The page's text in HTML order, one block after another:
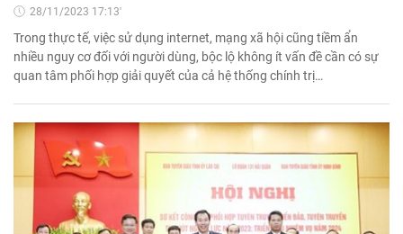
28/11/2023 17:13'
Trong thực tế, việc sử dụng internet, mạng xã hội cũng tiềm ẩn
nhiều nguy cơ đối với người dùng, bộc lộ không ít vấn đề cần có sự
quan tâm phối hợp giải quyết của cả hệ thống chính trị…